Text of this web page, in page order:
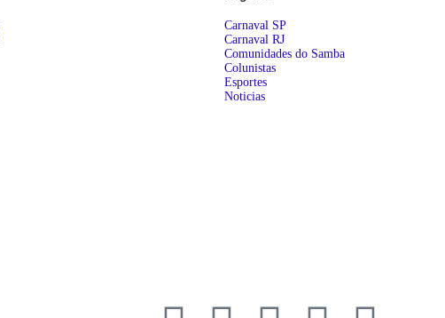
Carnaval SP
Carnaval RJ
Comunidades do Samba
Colunistas
Esportes
Noticias